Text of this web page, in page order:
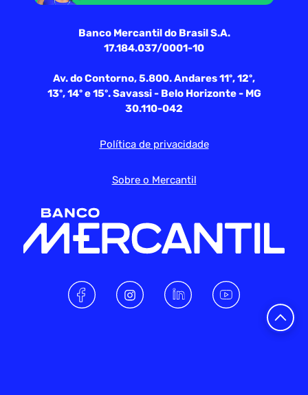
Banco Mercantil do Brasil S.A.
17.184.037/0001-10
Av. do Contorno, 5.800. Andares 11º, 12º,
13º, 14º e 15º. Savassi - Belo Horizonte - MG
30.110-042
Política de privacidade
Sobre o Mercantil